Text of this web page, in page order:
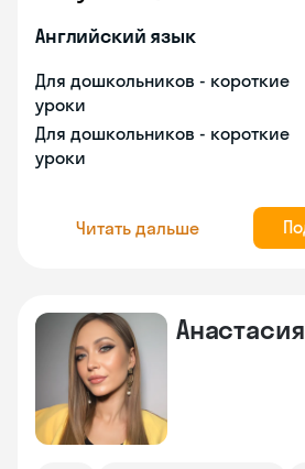
Английский язык
Для дошкольников - короткие
уроки
Для дошкольников - короткие
уроки
Читать дальше
Анастасия